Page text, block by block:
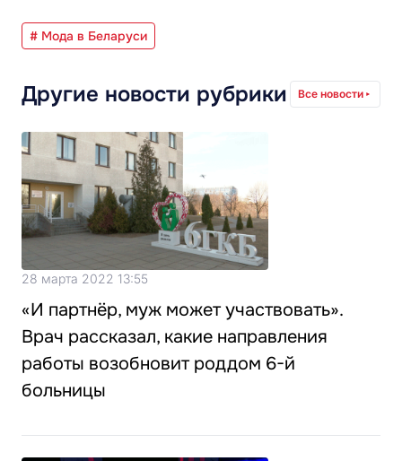
# Мода в Беларуси
Другие новости рубрики Все новости
28 марта 2022 13:55
«И партнёр, муж может участвовать».
Врач рассказал, какие направления
работы возобновит роддом 6-й
больницы